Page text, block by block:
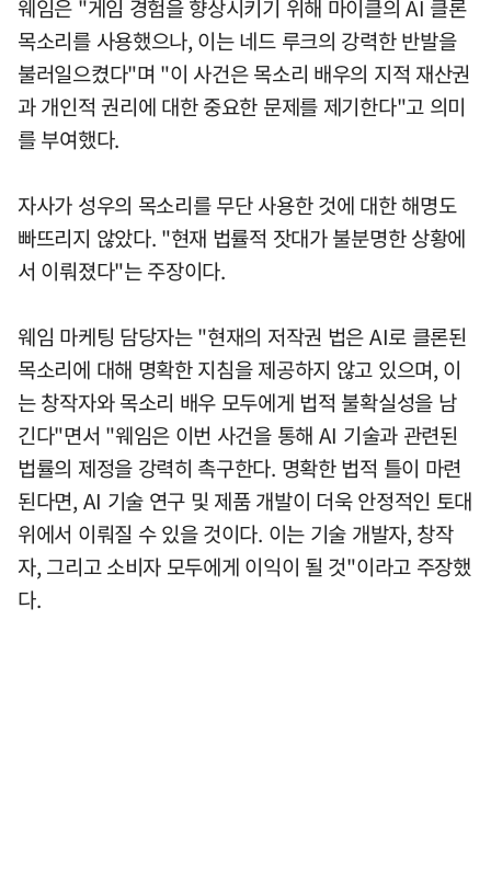
웨임은 "게임 경험을 향상시키기 위해 마이클의 AI 클론
목소리를 사용했으나, 이는 네드 루크의 강력한 반발을
불러일으켰다"며 "이 사건은 목소리 배우의 지적 재산권
과 개인적 권리에 대한 중요한 문제를 제기한다"고 의미
를 부여했다.
자사가 성우의 목소리를 무단 사용한 것에 대한 해명도
빠뜨리지 않았다. "현재 법률적 잣대가 불분명한 상황에
서 이뤄졌다"는 주장이다.
웨임 마케팅 담당자는 "현재의 저작권 법은 AI로 클론된
목소리에 대해 명확한 지침을 제공하지 않고 있으며, 이
는 창작자와 목소리 배우 모두에게 법적 불확실성을 남
긴다"면서 "웨임은 이번 사건을 통해 AI 기술과 관련된
법률의 제정을 강력히 촉구한다. 명확한 법적 틀이 마련
된다면, AI 기술 연구 및 제품 개발이 더욱 안정적인 토대
위에서 이뤄질 수 있을 것이다. 이는 기술 개발자, 창작
자, 그리고 소비자 모두에게 이익이 될 것"이라고 주장했
다.